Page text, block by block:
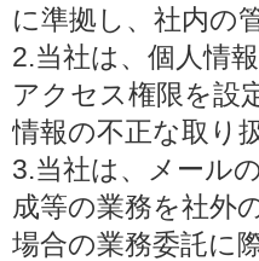
に準拠し、社内の
2.当社は、個人情
アクセス権限を設
情報の不正な取り
3.当社は、メール
成等の業務を社外
場合の業務委託に